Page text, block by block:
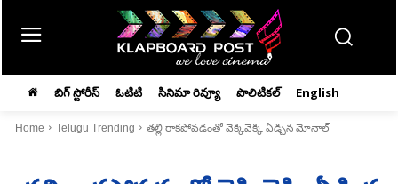
బిగ్ స్టోరీస్ ఓటిటి సినిమా రివ్యూ పొలిటికల్ English
Home Telugu Trending తల్లి రాకపోవడంతో వెక్కివెక్కి ఏడ్చిన మోనాల్‌